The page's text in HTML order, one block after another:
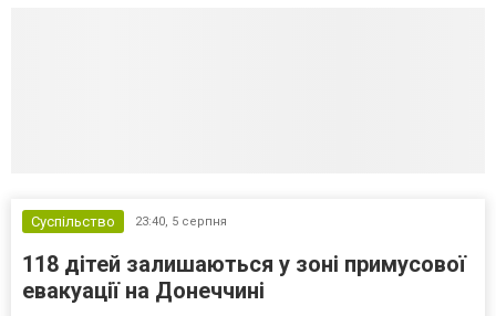
Суспільство 23:40, 5 серпня
118 дітей залишаються у зоні примусової
евакуації на Донеччині